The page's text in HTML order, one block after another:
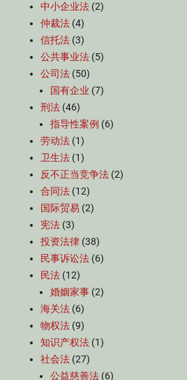
中小企业法 (2)
仲裁法 (4)
信托法 (3)
公共事业法 (5)
公司法 (50)
国有企业 (7)
刑法 (46)
指导性案例 (6)
劳动法 (1)
卫生法 (1)
反不正当竞争法 (2)
合同法 (12)
国际贸易 (2)
宪法 (3)
投资法律 (38)
民事诉讼法 (6)
民法 (12)
婚姻家事 (2)
海关法 (6)
物权法 (9)
知识产权法 (1)
社会法 (27)
公益慈善法 (6)